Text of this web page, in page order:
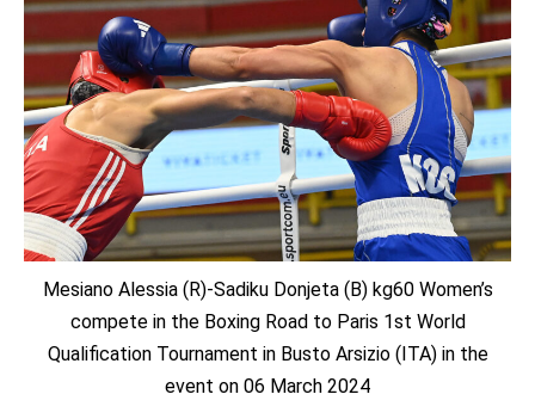
Mesiano Alessia (R)-Sadiku Donjeta (B) kg60 Women’s
compete in the Boxing Road to Paris 1st World
Qualification Tournament in Busto Arsizio (ITA) in the
event on 06 March 2024